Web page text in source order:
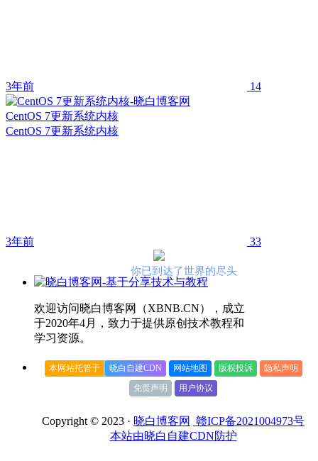
3年前 14
CentOS 7更新系统内核
CentOS 7更新系统内核
3年前 33
你已到达了世界的尽头
欢迎访问晓白博客网（XBNB.CN），成立
于2020年4月，致力于提供原创技术教程和
学习资源。
本网站托管于 晓白自建CDN 网站地图 版权投诉
隐私声明
免责声明
用户协议
Copyright © 2023 · 晓白博客网
赣ICP备2021004973号
本站由晓白自建CDN防护